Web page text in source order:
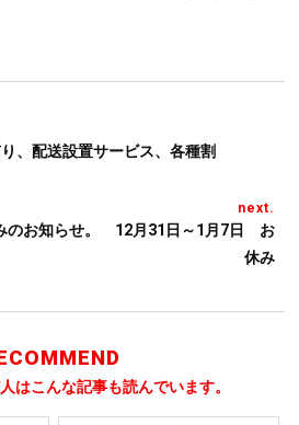
、配送設置サービス、各種割
next.
のお知らせ。 12月31日～1月7日 お
休み
はこんな記事も読んでいます。